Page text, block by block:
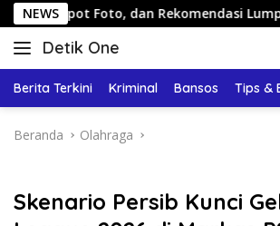
Langsung
ke
konten
NEWSdan Rekomendasi Lumpia
Detik One
Tajam
Fakta
Berita Terkini Kriminal Bansos Tips &
Beranda Olahraga
Skenario Persib Kunci